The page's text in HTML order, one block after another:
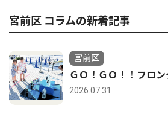
宮前区 コラムの新着記事
宮前区
ＧＯ！ＧＯ！！フロン
2026.07.31